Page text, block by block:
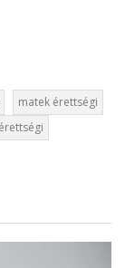
matek érettségi